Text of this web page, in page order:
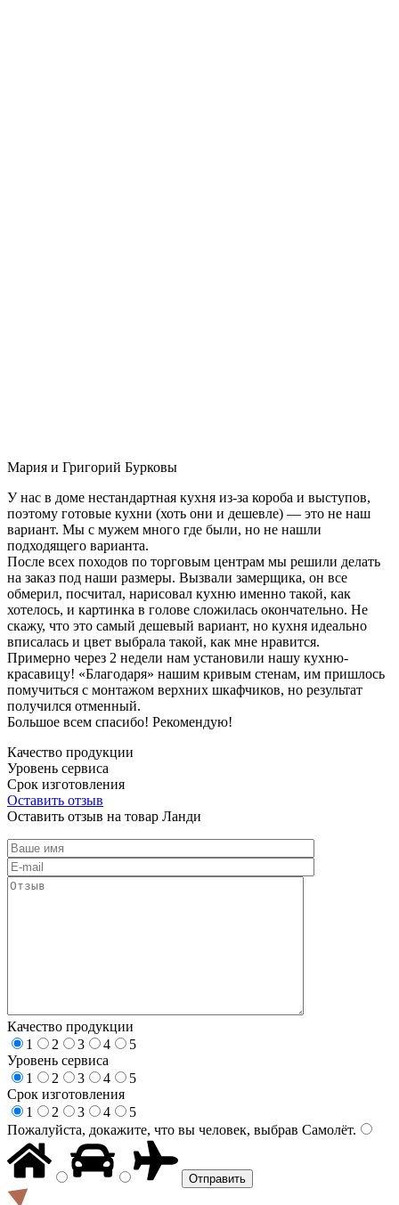
Мария и Григорий Бурковы
У нас в доме нестандартная кухня из-за короба и выступов,
поэтому готовые кухни (хоть они и дешевле) — это не наш
вариант. Мы с мужем много где были, но не нашли
подходящего варианта.
После всех походов по торговым центрам мы решили делать
на заказ под наши размеры. Вызвали замерщика, он все
обмерил, посчитал, нарисовал кухню именно такой, как
хотелось, и картинка в голове сложилась окончательно. Не
скажу, что это самый дешевый вариант, но кухня идеально
вписалась и цвет выбрала такой, как мне нравится.
Примерно через 2 недели нам установили нашу кухню-
красавицу! «Благодаря» нашим кривым стенам, им пришлось
помучиться с монтажом верхних шкафчиков, но результат
получился отменный.
Большое всем спасибо! Рекомендую!
Качество продукции
Уровень сервиса
Срок изготовления
Оставить отзыв
Оставить отзыв на товар Ланди
Качество продукции
1
2 3 4
5
Уровень сервиса
1
2 3 4
5
Срок изготовления
1
2 3 4
5
Пожалуйста, докажите, что вы человек, выбрав Самолёт.